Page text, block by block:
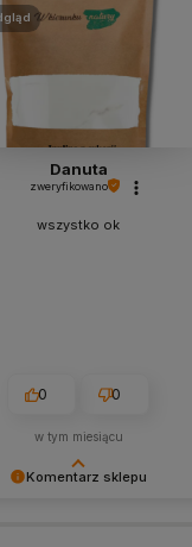
Komentarz sklepu
Danuta
zweryfikowano
wszystko ok
0 0
w tym miesiącu